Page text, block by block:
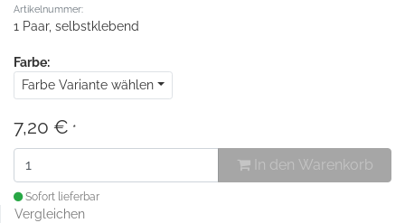
Artikelnummer:
1 Paar, selbstklebend
Farbe:
Farbe Variante wählen
7,20 € *
In den Warenkorb
Sofort lieferbar
Vergleichen